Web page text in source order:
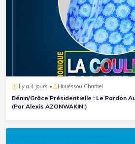
il y a 4 jours • Houéssou Charbel
Bénin/Grâce Présidentielle : Le Pardon
(Par Alexis AZONWAKIN )